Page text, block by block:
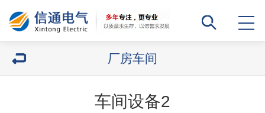
厂房车间
车间设备2